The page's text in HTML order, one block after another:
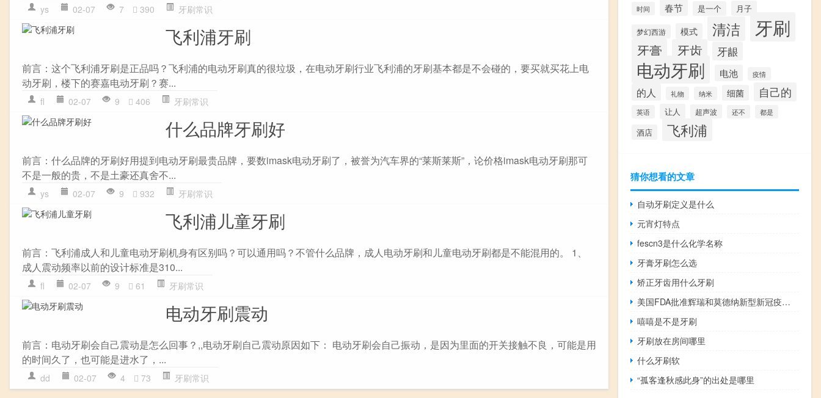
ys 02-07 7 390 牙刷常识
飞利浦牙刷
前言：这个飞利浦牙刷是正品吗？飞利浦的电动牙刷真的很垃圾，在电动牙刷行业飞利浦的牙刷基本都是不会碰的，要买就买花上电
动牙刷，楼下的赛嘉电动牙刷？赛...
fl 02-07 9 406 牙刷常识
什么品牌牙刷好
前言：什么品牌的牙刷好用提到电动牙刷最贵品牌，要数imask电动牙刷了，被誉为汽车界的“莱斯莱斯”，论价格imask电动牙刷那可
不是一般的贵，不是土豪还真舍不...
ys 02-07 9 932 牙刷常识
飞利浦儿童牙刷
前言：飞利浦成人和儿童电动牙刷机身有区别吗？可以通用吗？不管什么品牌，成人电动牙刷和儿童电动牙刷都是不能混用的。 1、
成人震动频率以前的设计标准是310...
fl 02-07 9 61 牙刷常识
电动牙刷震动
前言：电动牙刷会自己震动是怎么回事？,,电动牙刷自己震动原因如下： 电动牙刷会自己振动，是因为里面的开关接触不良，可能是用
的时间久了，也可能是进水了，...
dd 02-07 4 73 牙刷常识
时间 春节 是一个 月子
梦幻西游 模式 清洁 牙刷
牙膏 牙齿 牙龈
电动牙刷 电池 疫情
的人 礼物 纳米 细菌 自己的
英语 让人 超声波 还不 都是
酒店 飞利浦
猜你想看的文章
自动牙刷定义是什么
元宵灯特点
fescn3是什么化学名称
牙膏牙刷怎么选
矫正牙齿用什么牙刷
美国FDA批准辉瑞和莫德纳新型新冠疫苗加强针
嘻嘻是不是牙刷
牙刷放在房间哪里
什么牙刷软
“孤客逢秋感此身”的出处是哪里